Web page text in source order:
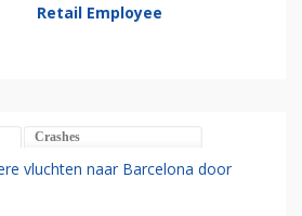
Retail Employee
Crashes
vluchten naar Barcelona door